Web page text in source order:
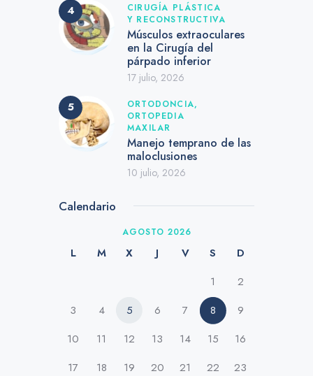
CIRUGÍA PLÁSTICA
Y RECONSTRUCTIVA
Músculos extraoculares
en la Cirugía del
párpado inferior
17 julio, 2026
ORTODONCIA,
ORTOPEDIA
MAXILAR
Manejo temprano de las
maloclusiones
10 julio, 2026
Calendario
AGOSTO 2026
L M X J V S
D
1
2
3
4 5 6 7 8
9
10
11 12 13 14 15
16
17
18 19 20 21 22
23